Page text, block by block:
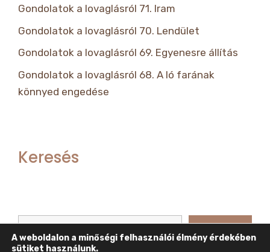
Gondolatok a lovaglásról 71. Iram
Gondolatok a lovaglásról 70. Lendület
Gondolatok a lovaglásról 69. Egyenesre állítás
Gondolatok a lovaglásról 68. A ló farának
könnyed engedése
Keresés
Keresés
A weboldalon a minőségi felhasználói élmény érdekében
sütiket használunk.